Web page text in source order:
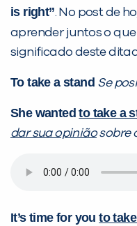
is right”. No post de
aprender juntos o
significado deste
To take a stand Se
She wantedto take a
dar sua opiniãosobre
It’s time for youto
PEÇA UMA
inFlux nesta